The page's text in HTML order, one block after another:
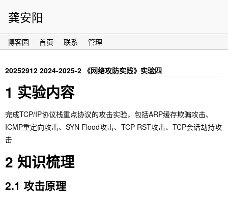
龚安阳
博客园 首页 联系 管理
20252912 2024-2025-2 《网络攻防实践》实验四
1 实验内容
完成TCP/IP协议栈重点协议的攻击实验，包括ARP缓存欺骗攻击、
ICMP重定向攻击、SYN Flood攻击、TCP RST攻击、TCP会话劫持攻
击
2 知识梳理
2.1 攻击原理